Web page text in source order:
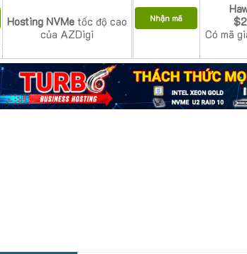
Hosting NVMe tốc độ cao
của AZDigi
Nhận mã
Có mã